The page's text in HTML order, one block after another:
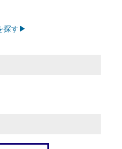
探す▶